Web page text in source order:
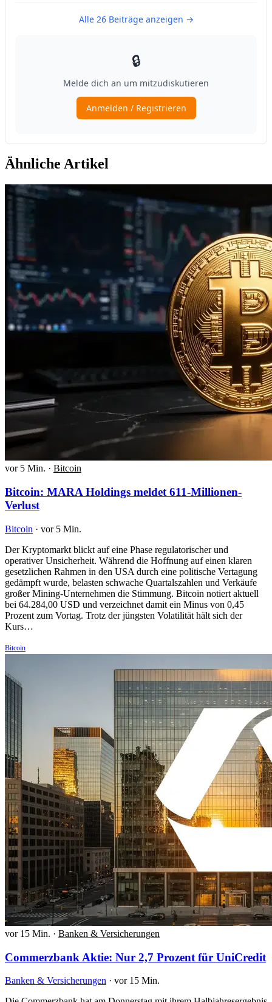
Ähnliche Artikel
vor 5 Min. · Bitcoin
Bitcoin: MARA Holdings meldet 611-Millionen-
Verlust
Bitcoin · vor 5 Min.
Der Kryptomarkt blickt auf eine Phase regulatorischer und
operativer Unsicherheit. Während die Hoffnung auf einen klaren
gesetzlichen Rahmen in den USA durch eine politische Vertagung
gedämpft wurde, belasten schwache Quartalszahlen und Verkäufe
großer Mining-Unternehmen die Stimmung. Bitcoin notiert aktuell
bei 64.284,00 USD und verzeichnet damit ein Minus von 0,45
Prozent zum Vortag. Trotz der jüngsten Volatilität hält sich der
Kurs…
Bitcoin
vor 15 Min. · Banken & Versicherungen
Commerzbank Aktie: Nur 2,7 Prozent für UniCredit
Banken & Versicherungen · vor 15 Min.